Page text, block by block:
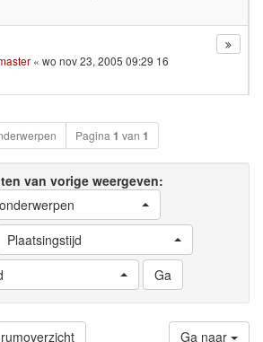
« wo nov 23, 2005 09:29 16
Pagina 1 van 1
van vorige weergeven:
Plaatsingstijd
Ga naar